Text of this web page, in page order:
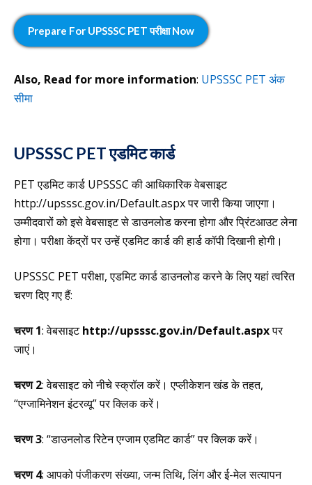
Prepare For UPSSSC PET परीक्षाNow
Also, Read for more information: UPSSSC PET अंक
सीमा
UPSSSC PET एडमिट कार्ड
PET एडमिट कार्ड UPSSSC की आधिकारिक वेबसाइट
http://upsssc.gov.in/Default.aspx पर जारी किया जाएगा।
उम्मीदवारों को इसे वेबसाइट से डाउनलोड करना होगा और प्रिंटआउट लेना
होगा। परीक्षा केंद्रों पर उन्हें एडमिट कार्ड की हार्ड कॉपी दिखानी होगी।
UPSSSC PET परीक्षा, एडमिट कार्ड डाउनलोड करने के लिए यहां त्वरित
चरण दिए गए हैं:
चरण 1: वेबसाइटhttp://upsssc.gov.in/Default.aspxपर
जाएं।
चरण 2: वेबसाइट को नीचे स्क्रॉल करें। एप्लीकेशन खंड के तहत,
“एग्जामिनेशन इंटरव्यू” पर क्लिक करें।
चरण 3: “डाउनलोड रिटेन एग्जाम एडमिट कार्ड” पर क्लिक करें।
चरण 4: आपको पंजीकरण संख्या, जन्म तिथि, लिंग और ई-मेल सत्यापन